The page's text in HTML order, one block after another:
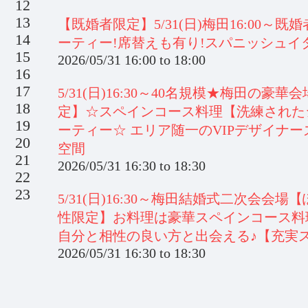
12
13
14
15
16
17
18
19
20
21
22
23
【既婚者限定】5/31(日)梅田16:00～既
ーティー!席替えも有り!スパニッシュイ
2026/05/31 16:00 to 18:00
5/31(日)16:30～40名規模★梅田の豪華会
定】☆スペインコース料理【洗練され
ーティー☆ エリア随一のVIPデザイナ
空間
2026/05/31 16:30 to 18:30
5/31(日)16:30～梅田結婚式二次会会場
性限定】お料理は豪華スペインコース
自分と相性の良い方と出会える♪【充実
2026/05/31 16:30 to 18:30